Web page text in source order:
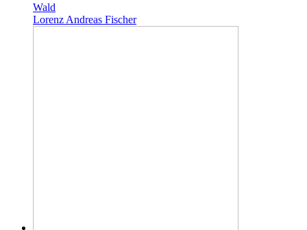
Wald
Lorenz Andreas Fischer